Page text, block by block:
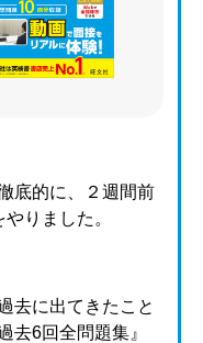
底的に、２週間前
りました。
去に出てきたこと
去6回全問題集』